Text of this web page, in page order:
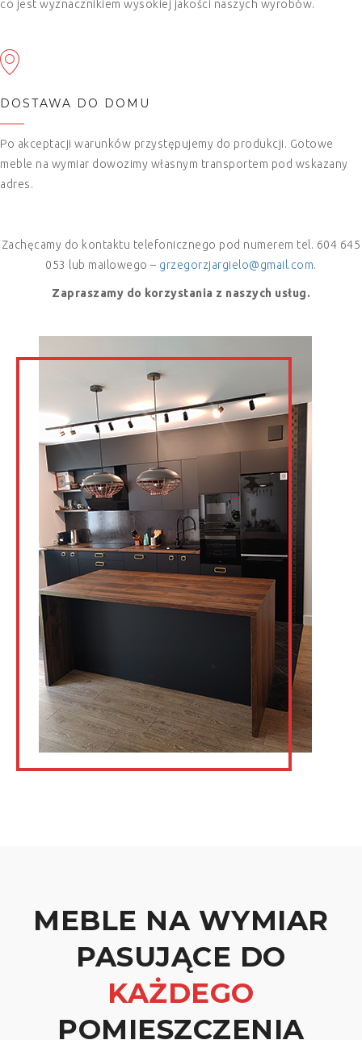
co jest wyznacznikiem wysokiej jakości naszych wyrobów.
DOSTAWA DO DOMU
Po akceptacji warunków przystępujemy do produkcji. Gotowe
meble na wymiar dowozimy własnym transportem pod wskazany
adres.
Zachęcamy do kontaktu telefonicznego pod numerem tel. 604 645
053 lub mailowego – grzegorzjargielo@gmail.com.
Zapraszamy do korzystania z naszych usług.
MEBLE NA WYMIAR
PASUJĄCE DO
KAŻDEGO
POMIESZCZENIA